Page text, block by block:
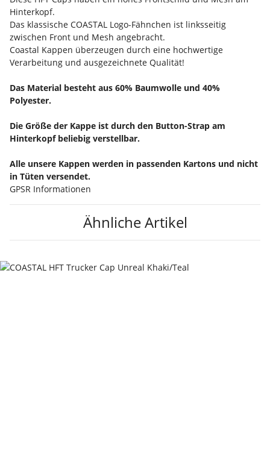
Hinterkopf.
Das klassische COASTAL Logo-Fähnchen ist linksseitig
zwischen Front und Mesh angebracht.
Coastal Kappen überzeugen durch eine hochwertige
Verarbeitung und ausgezeichnete Qualität!
Das Material besteht aus 60% Baumwolle und 40%
Polyester.
Die Größe der Kappe ist durch den Button-Strap am
Hinterkopf beliebig verstellbar.
Alle unsere Kappen werden in passenden Kartons und nicht
in Tüten versendet.
GPSR Informationen
Ähnliche Artikel